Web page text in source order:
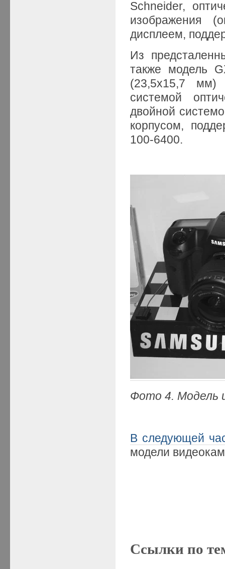
Schneider,
изображения
дисплеем,
Из
также модель
(23,5х15,7 мм)
системой
двойной
корпусом,
100-6400.
Фото 4. Модель
В следующей
модели
Ссылки по